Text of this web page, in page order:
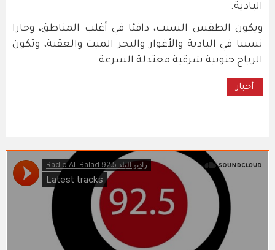
البادية.
ويكون الطقس السبت، دافئا في أغلب المناطق، وحارا
نسبيا في البادية والأغوار والبحر الميت والعقبة، وتكون
الرياح جنوبية شرقية معتدلة السرعة.
أخبار